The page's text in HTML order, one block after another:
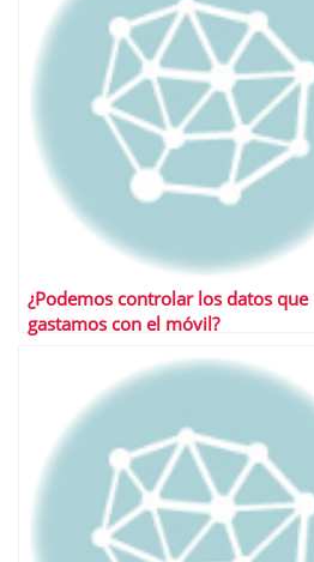
¿Podemos controlar los datos que
gastamos con el móvil?